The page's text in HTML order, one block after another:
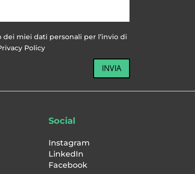
miei dati personali per l’invio di
Policy
INVIA
Social
Instagram
LinkedIn
Facebook